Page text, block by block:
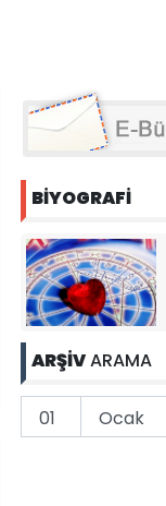
BİYOGRAFİ
ARŞİVARAMA